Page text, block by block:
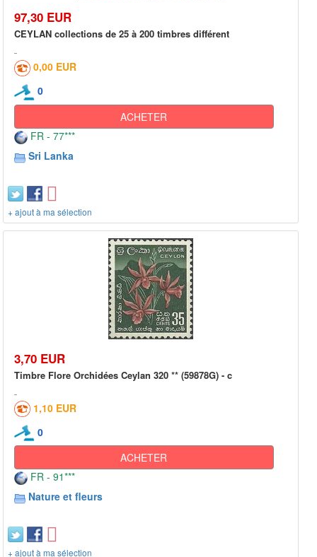
97,30 EUR
CEYLAN collections de 25 à 200 timbres différent
0,00 EUR
0
ACHETER
FR - 77***
Sri Lanka
+ ajout à ma sélection
3,70 EUR
Timbre Flore Orchidées Ceylan 320 ** (59878G) - c
1,10 EUR
0
ACHETER
FR - 91***
Nature et fleurs
+ ajout à ma sélection